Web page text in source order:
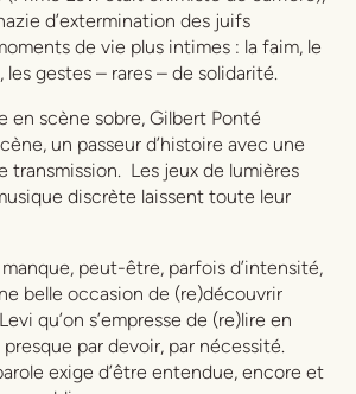
d’extermination des juifs
de vie plus intimes : la faim, le
les gestes – rares – de solidarité.
en scène sobre, Gilbert Ponté
un passeur d’histoire avec une
transmission. Les jeux de lumières
discrète laissent toute leur
peut-être, parfois d’intensité,
belle occasion de (re)découvrir
qu’on s’empresse de (re)lire en
presque par devoir, par nécessité.
exige d’être entendue, encore et